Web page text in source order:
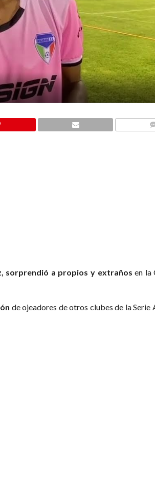
sorprendió a propios y extraños en la
de ojeadores de otros clubes de la Serie